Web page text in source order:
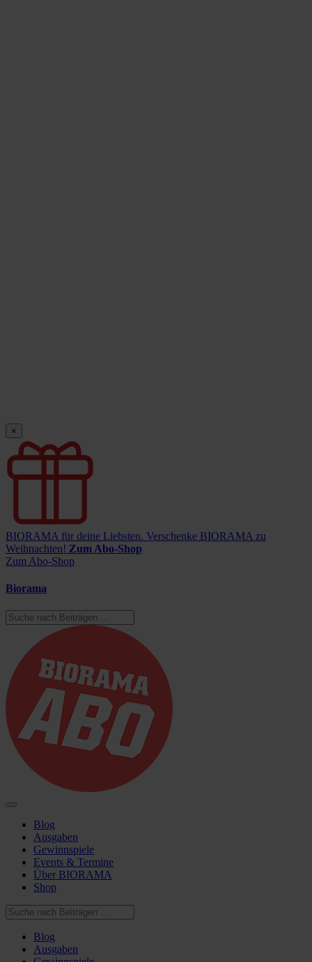
×
BIORAMA für deine Liebsten. Verschenke BIORAMA zu
Weihnachten! Zum Abo-Shop
Zum Abo-Shop
Biorama
Blog
Ausgaben
Gewinnspiele
Events & Termine
Über BIORAMA
Shop
Blog
Ausgaben